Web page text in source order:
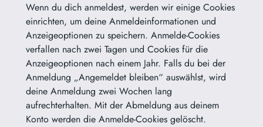
Wenn du dich anmeldest, werden wir einige Cookies
einrichten, um deine Anmeldeinformationen und
Anzeigeoptionen zu speichern. Anmelde-Cookies
verfallen nach zwei Tagen und Cookies für die
Anzeigeoptionen nach einem Jahr. Falls du bei der
Anmeldung „Angemeldet bleiben“ auswählst, wird
deine Anmeldung zwei Wochen lang
aufrechterhalten. Mit der Abmeldung aus deinem
Konto werden die Anmelde-Cookies gelöscht.